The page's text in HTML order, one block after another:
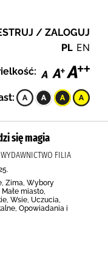
/ ZALOGUJ
PL EN
się magia
FILIA
Zima, Wybory
miasto,
Wsie, Uczucia,
Opowiadania i